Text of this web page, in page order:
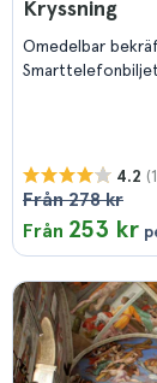
Kryssning
Omedelbar
4.2
Från 278 kr
Från 253 kr